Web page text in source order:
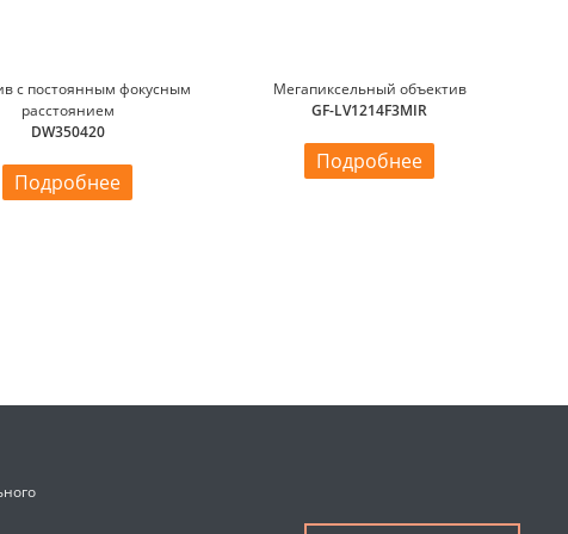
с постоянным фокусным
расстоянием
DW350420
Подробнее
Мегапиксельный объектив
GF-LV1214F3MIR
Подробнее